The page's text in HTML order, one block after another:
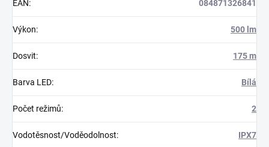
EAN: 084871326841
Výkon: 500 lm
Dosvit: 175 m
Barva LED: Bílá
Počet režimů: 2
Vodotěsnost/Voděodolnost: IPX7